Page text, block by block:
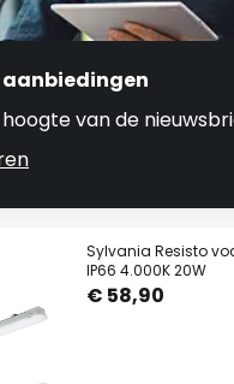
aanbiedingen
van de
Sylvania Resisto
IP66 4.000K 20W
€ 58,90